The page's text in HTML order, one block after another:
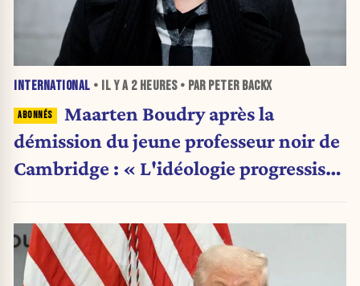
INTERNATIONAL • IL Y A 2 HEURES• PAR PETER BACKX
Maarten Boudry après la
démission du jeune professeur noir de
Cambridge : « L'idéologie progressiste